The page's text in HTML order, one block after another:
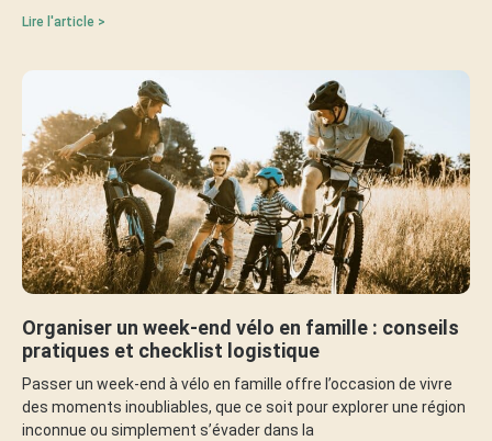
Lire l'article >
Organiser un week-end vélo en famille : conseils
pratiques et checklist logistique
Passer un week-end à vélo en famille offre l’occasion de vivre
des moments inoubliables, que ce soit pour explorer une région
inconnue ou simplement s’évader dans la